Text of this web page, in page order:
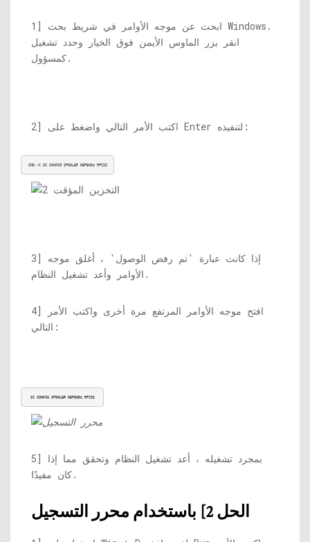
1] ابحث عن موجه الأوامر في شريط بحث Windows.
انقر بزر الماوس الأيمن فوق الخيار وحدد تشغيل
كمسؤول.
2] اكتب الأمر التالي واضغط على Enter لتنفيذه:
CMD /K SC CONFIG SPOOLER DEPEND= RPCSS
3] إذا كانت عبارة 'تم رفض الوصول' ، أغلق موجه
الأوامر وأعد تشغيل النظام.
4] افتح موجه الأوامر المرتفع مرة أخرى واكتب الأمر
التالي:
SC CONFIG SPOOLER DEPEND= RPCSS
5] بمجرد تشغيله ، أعد تشغيل النظام وتحقق مما إذا
كان مفيدًا.
الحل 2] باستخدام محرر التسجيل